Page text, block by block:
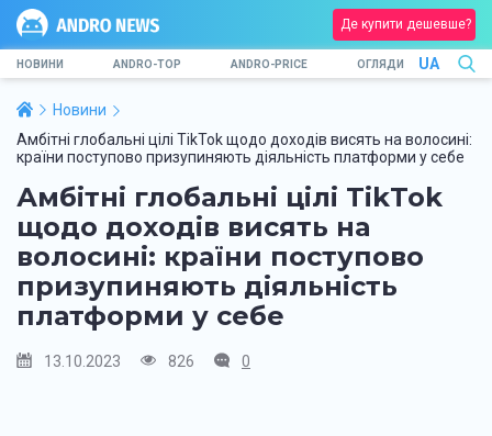
Де купити дешевше?
НОВИНИ ANDRO-TOP ANDRO-PRICE ОГЛЯДИ UA
Новини
Амбітні глобальні цілі TikTok щодо доходів висять на волосині:
країни поступово призупиняють діяльність платформи у себе
Амбітні глобальні цілі TikTok
щодо доходів висять на
волосині: країни поступово
призупиняють діяльність
платформи у себе
13.10.2023 826 0